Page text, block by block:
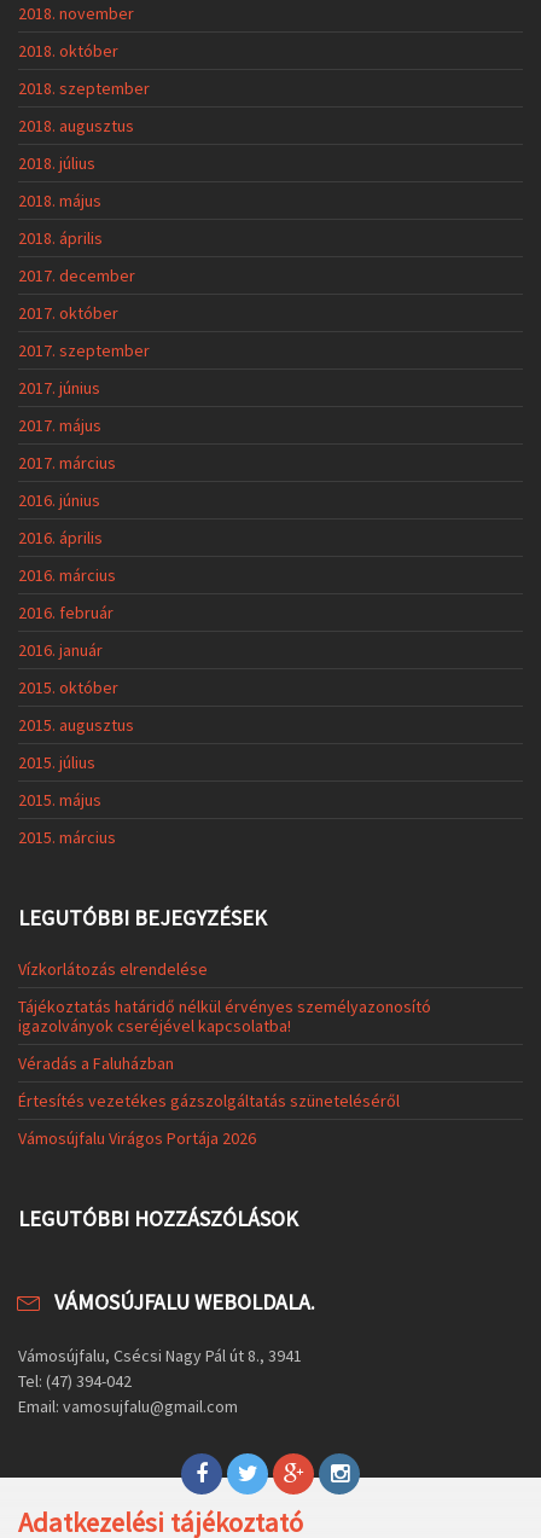
2018. november
2018. október
2018. szeptember
2018. augusztus
2018. július
2018. május
2018. április
2017. december
2017. október
2017. szeptember
2017. június
2017. május
2017. március
2016. június
2016. április
2016. március
2016. február
2016. január
2015. október
2015. augusztus
2015. július
2015. május
2015. március
LEGUTÓBBI BEJEGYZÉSEK
Vízkorlátozás elrendelése
Tájékoztatás határidő nélkül érvényes személyazonosító
igazolványok cseréjével kapcsolatba!
Véradás a Faluházban
Értesítés vezetékes gázszolgáltatás szüneteléséről
Vámosújfalu Virágos Portája 2026
LEGUTÓBBI HOZZÁSZÓLÁSOK
VÁMOSÚJFALU WEBOLDALA.
Vámosújfalu, Csécsi Nagy Pál út 8., 3941
Tel: (47) 394-042
Email: vamosujfalu@gmail.com
Adatkezelési tájékoztató